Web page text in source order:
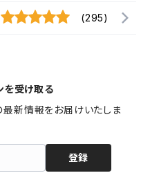
(295)
を受け取る
新情報をお届けいたしま
登録